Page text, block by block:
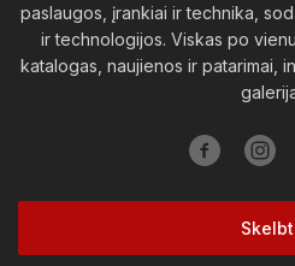
paslaugos, įrankiai ir technika,
ir technologijos. Viskas po
katalogas, naujienos ir patarimai,